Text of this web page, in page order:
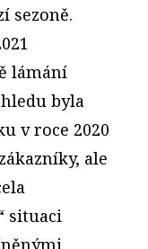
sezoně.
lámání
byla
v roce 2020
ale
situaci